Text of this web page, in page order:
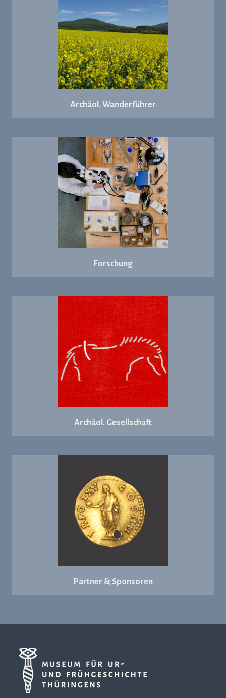
Archäol. Wanderführer
Forschung
Archäol. Gesellschaft
Partner & Sponsoren